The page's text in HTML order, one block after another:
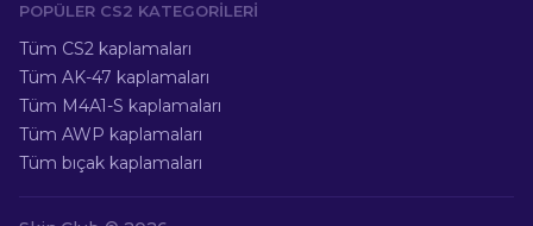
POPÜLER CS2 KATEGORILERI
Tüm CS2 kaplamaları
Tüm AK-47 kaplamaları
Tüm M4A1-S kaplamaları
Tüm AWP kaplamaları
Tüm bıçak kaplamaları